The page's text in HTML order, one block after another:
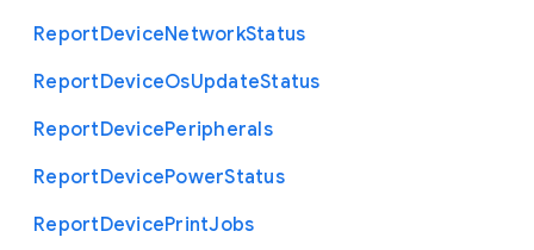
ReportDeviceNetworkStatus
ReportDeviceOsUpdateStatus
ReportDevicePeripherals
ReportDevicePowerStatus
ReportDevicePrintJobs